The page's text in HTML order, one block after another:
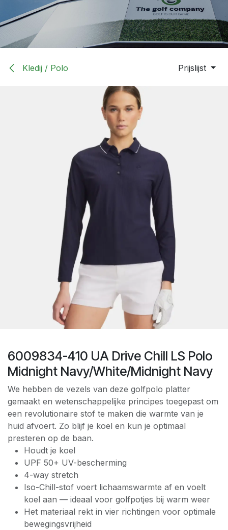
Kledij / Polo Prijslijst
6009834-410 UA Drive Chill LS Polo
Midnight Navy/White/Midnight Navy
We hebben de vezels van deze golfpolo platter
gemaakt en wetenschappelijke principes toegepast om
een revolutionaire stof te maken die warmte van je
huid afvoert. Zo blijf je koel en kun je optimaal
presteren op de baan.
Houdt je koel
UPF 50+ UV-bescherming
4-way stretch
Iso-Chill-stof voert lichaamswarmte af en voelt
koel aan — ideaal voor golfpotjes bij warm weer
Het materiaal rekt in vier richtingen voor optimale
bewegingsvrijheid